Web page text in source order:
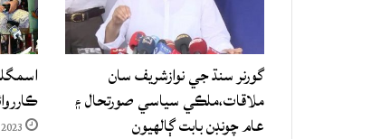
گورنر سنڌ جي نوازشريف سان
ملاقات،ملڪي سياسي صورتحال ۽
عام چونڊن بابت ڳالهيون